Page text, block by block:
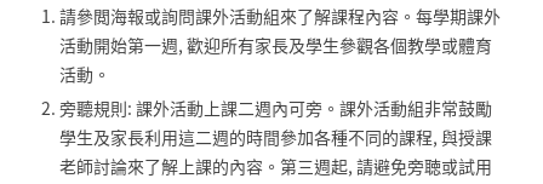
請參閲海報或詢問課外活動組來了解課程內容。每學期課外
活動開始第一週, 歡迎所有家長及學生參觀各個教學或體育
活動。
旁聽規則: 課外活動上課二週內可旁。課外活動組非常鼓勵
學生及家長利用這二週的時間參加各種不同的課程, 與授課
老師討論來了解上課的內容。第三週起, 請避免旁聴或試用